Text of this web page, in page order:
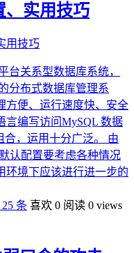
、实用技巧
台关系型数据库系统，
分布式数据库管理系
方便、运行速度快、安全
言编写访问MySQL 数据
合，运用十分广泛。 由
认配置要考虑各种情况
环境下应该进行进一步的
条 喜欢 0 阅读 0 views